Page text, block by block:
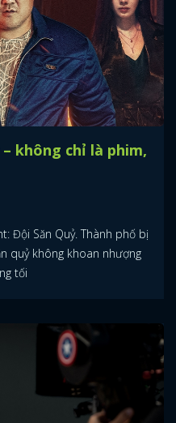
không chỉ là phim,
Đội Săn Quỷ. Thành phố bị
quỷ không khoan nhượng
tối